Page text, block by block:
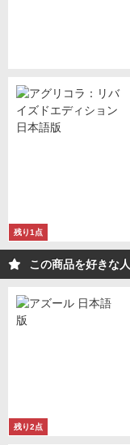
残り1点
この商品を好きな
残り2点